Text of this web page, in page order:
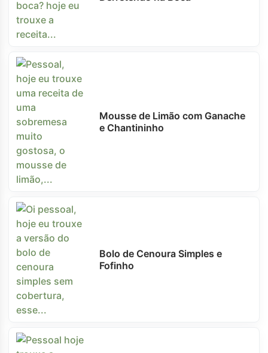
Mousse de Limão com Ganache
e Chantininho
Bolo de Cenoura Simples e
Fofinho